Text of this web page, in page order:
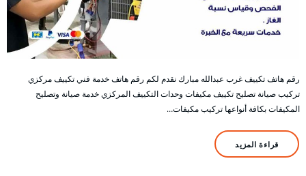
رقم هاتف تكييف غرب عبدالله مبارك نقدم لكم رقم هاتف خدمة فني تكييف مركزي
تركيب صيانة تصليح تكييف مكيفات وحدات التكييف المركزي خدمة صيانة وتصليح
المكيفات بكافة أنواعها تركيب مكيفات…
قراءة المزيد